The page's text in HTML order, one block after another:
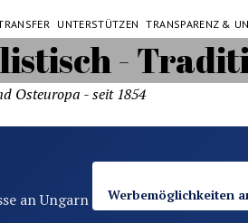
UNTERSTÜTZEN TRANSPARENZ &
Osteuropa - seit 1854
an Ungarn
Werbemöglichkeiten